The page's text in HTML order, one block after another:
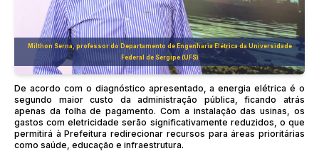
Milthon Serna, professor do Departamento de Engenharia Elétrica da Universidade
Federal de Sergipe (UFS)
De acordo com o diagnóstico apresentado, a energia elétrica é o
segundo maior custo da administração pública, ficando atrás
apenas da folha de pagamento. Com a instalação das usinas, os
gastos com eletricidade serão significativamente reduzidos, o que
permitirá à Prefeitura redirecionar recursos para áreas prioritárias
como saúde, educação e infraestrutura.